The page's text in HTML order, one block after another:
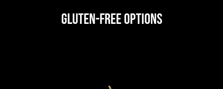
Gluten-Free Options